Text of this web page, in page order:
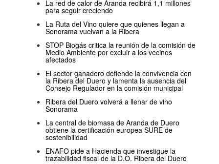
La red de calor de Aranda recibirá 1,1 millones
para seguir creciendo
La Ruta del Vino quiere que quienes llegan a
Sonorama vuelvan a la Ribera
STOP Biogás critica la reunión de la comisión de
Medio Ambiente por excluir a los vecinos
afectados
El sector ganadero defiende la convivencia con
la Ribera del Duero y lamenta la ausencia del
Consejo Regulador en la comisión municipal
Ribera del Duero volverá a llenar de vino
Sonorama
La central de biomasa de Aranda de Duero
obtiene la certificación europea SURE de
sostenibilidad
ENAFO pide a Hacienda que investigue la
trazabilidad fiscal de la D.O. Ribera del Duero